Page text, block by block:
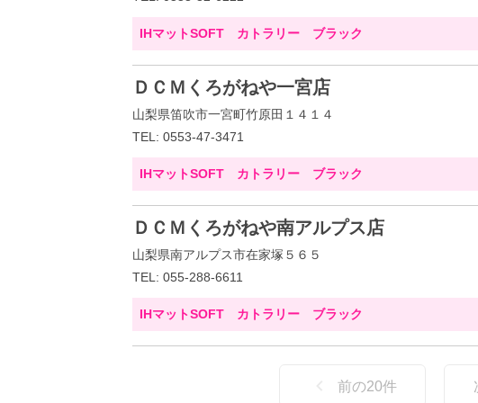
IHマットSOFT カトラリー ブラック
ＤＣＭくろがねや一宮店
山梨県笛吹市一宮町竹原田１４１４
TEL: 0553-47-3471
IHマットSOFT カトラリー ブラック
ＤＣＭくろがねや南アルプス店
山梨県南アルプス市在家塚５６５
TEL: 055-288-6611
IHマットSOFT カトラリー ブラック
前の20件